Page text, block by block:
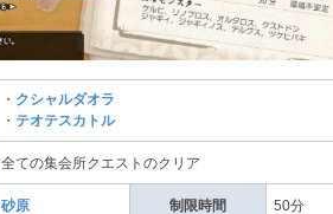
・ クシャルダオラ
・ テオテスカトル
全ての集会所クエストのクリア
砂原 制限時間 50分